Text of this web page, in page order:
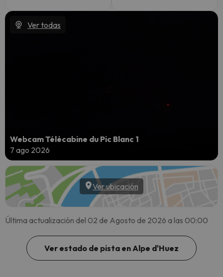
Ver todas
Webcam Télécabine du Pic Blanc 1
7 ago 2026
Ver ubicación
Última actualización del 02 de Agosto de 2026 a las 00:00
Ver estado de pista en Alpe d'Huez